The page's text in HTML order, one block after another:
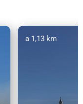
a 1,13 km